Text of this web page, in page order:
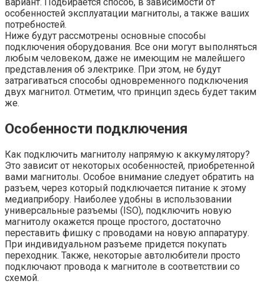
особенностей эксплуатации магнитолы, а также ваших
потребностей.
Ниже будут рассмотрены основные способы
подключения оборудования. Все они могут выполняться
любым человеком, даже не имеющим не малейшего
представления об электрике. При этом, не будут
затрагиваться способы одновременного подключения
двух магнитол. Отметим, что принцип здесь будет таким
же.
Особенности подключения
Как подключить магнитолу напрямую к аккумулятору?
Это зависит от некоторых особенностей, приобретенной
вами магнитолы. Особое внимание следует обратить на
разъем, через который подключается питание к этому
медиаприбору. Наиболее удобны в использовании
универсальные разъемы (ISO), подключить новую
магнитолу окажется проще простого, достаточно
переставить фишку с проводами на новую аппаратуру.
При индивидуальном разъеме придется покупать
переходник. Также, некоторые автолюбители просто
подключают провода к магнитоле в соответствии со
схемой.